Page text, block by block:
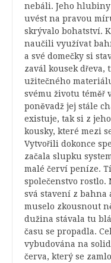
nebáli. Jeho hlubiny
uvést na pravou
skrývalo bohatství.
naučili využívat
a své domečky si
zavál kousek dřeva,
užitečného
svému životu téměř
poněvadž jej stále
existuje, tak si z
kousky, které mezi
Vytvořili dokonce
začala slupku
malé červí peníze.
společenstvo rostlo.
svá stavení z bahna
muselo zkousnout
dužina stávala tu
času se propadla.
vybudována na
červa, který se